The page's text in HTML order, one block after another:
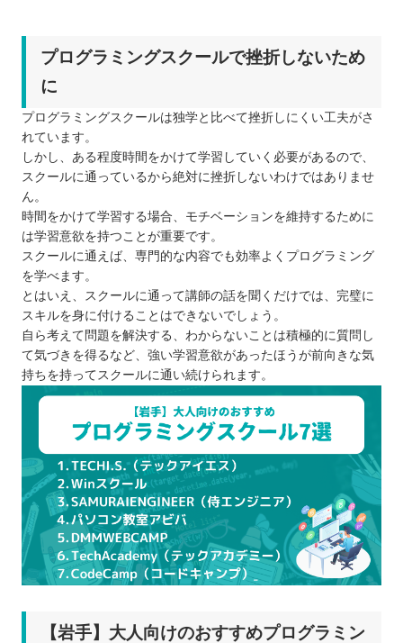
プログラミングスクールで挫折しないため
に
プログラミングスクールは独学と比べて挫折しにくい工夫がさ
れています。
しかし、ある程度時間をかけて学習していく必要があるので、
スクールに通っているから絶対に挫折しないわけではありませ
ん。
時間をかけて学習する場合、モチベーションを維持するために
は学習意欲を持つことが重要です。
スクールに通えば、専門的な内容でも効率よくプログラミング
を学べます。
とはいえ、スクールに通って講師の話を聞くだけでは、完璧に
スキルを身に付けることはできないでしょう。
自ら考えて問題を解決する、わからないことは積極的に質問し
て気づきを得るなど、強い学習意欲があったほうが前向きな気
持ちを持ってスクールに通い続けられます。
【岩手】大人向けのおすすめプログラミン